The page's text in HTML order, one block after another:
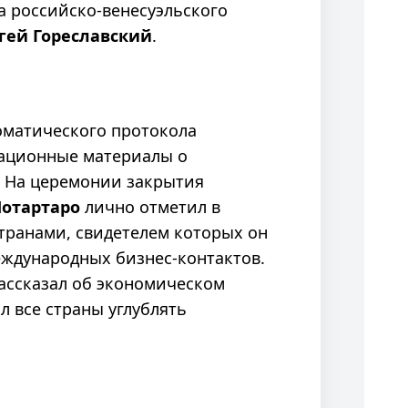
российско-венесуэльского
Гореславский.
протокола
материалы о
На церемонии закрытия
лично отметил в
свидетелем которых он
бизнес-контактов.
об экономическом
страны углублять